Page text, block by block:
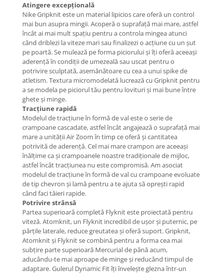
Atingere excepțională
Nike Gripknit este un material lipicios care oferă un control
mai bun asupra mingii. Acoperă o suprafață mai mare, astfel
încât ai mai mult spațiu pentru a controla mingea atunci
când driblezi la viteze mari sau finalizezi o acțiune cu un șut
pe poartă. Se mulează pe forma piciorului și îți oferă aceeași
aderență în condiții de umezeală sau uscat pentru o
potrivire sculptată, asemănătoare cu cea a unui spike de
atletism. Textura micromodelată lucrează cu Gripknit pentru
a se modela pe piciorul tău pentru lovituri și mai bune între
ghete și minge.
Tracțiune rapidă
Modelul de tracțiune în formă de val este o serie de
crampoane cascadate, astfel încât angajează o suprafață mai
mare a unității Air Zoom în timp ce oferă și cantitatea
potrivită de aderență. Cel mai mare crampon are aceeași
înălțime ca și crampoanele noastre tradiționale de mijloc,
astfel încât tracțiunea nu este compromisă. Am asociat
modelul de tracțiune în formă de val cu crampoane evoluate
de tip chevron și lamă pentru a te ajuta să oprești rapid
când faci tăieri rapide.
Potrivire strânsă
Partea superioară completă Flyknit este proiectată pentru
viteză. Atomknit, un Flyknit incredibil de ușor și puternic, pe
părțile laterale, reduce greutatea și oferă suport. Gripknit,
Atomknit și Flyknit se combină pentru a forma cea mai
subțire parte superioară Mercurial de până acum,
aducându-te mai aproape de minge și reducând timpul de
adaptare. Gulerul Dynamic Fit îți învelește glezna într-un